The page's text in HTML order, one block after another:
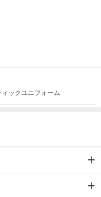
ックユニフォーム